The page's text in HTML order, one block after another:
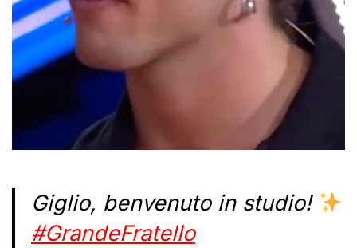
Giglio, benvenuto in studio!
#GrandeFratello